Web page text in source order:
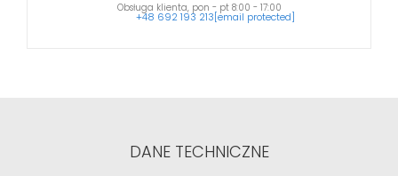
Obsługa klienta, pon - pt 8:00 - 17:00
+48 692 193 213[email protected]
DANE TECHNICZNE